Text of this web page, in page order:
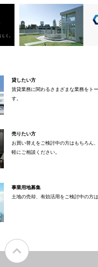
貸したい方
賃貸業務に関わるさまざまな業務をト
す。
売りたい方
お買い替えをご検討中の方はもちろん
軽にご相談ください。
事業用地募集
土地の売却、有効活用をご検討中の方